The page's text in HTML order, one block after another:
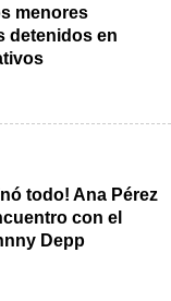
menores
detenidos en
todo! Ana Pérez
con el
Depp